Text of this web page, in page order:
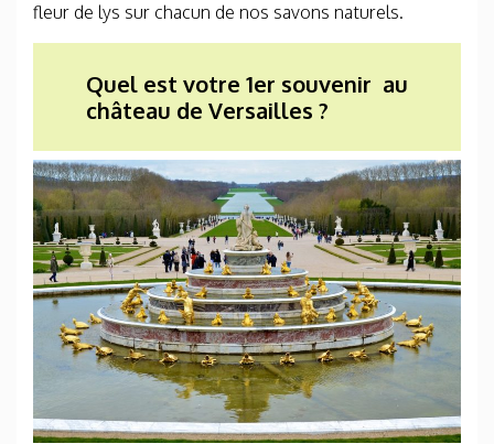
fleur de lys sur chacun de nos savons naturels.
Quel est votre 1er souvenir au
château de Versailles ?